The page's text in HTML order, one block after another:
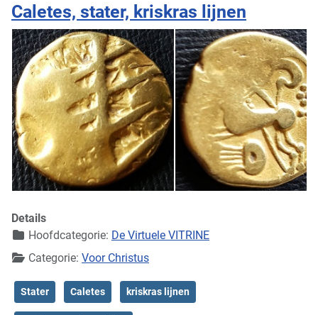
Caletes, stater, kriskras lijnen
Details
Hoofdcategorie: De Virtuele VITRINE
Categorie: Voor Christus
Stater Caletes kriskras lijnen